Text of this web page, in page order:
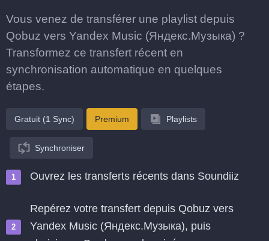
Vous venez de transférer une playlist depuis
Qobuz vers Yandex Music (Яндекс.Музыка) ?
Transformez ce transfert récent en
synchronisation automatique en quelques
étapes.
Gratuit (1 Sync) Premium Playlists
Synchroniser
Ouvrez les transferts récents dans Soundiiz
Repérez votre transfert depuis Qobuz vers
Yandex Music (Яндекс.Музыка), puis